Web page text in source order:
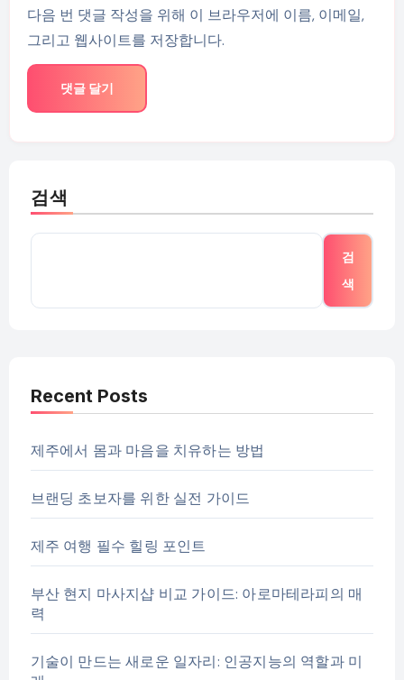
다음 번 댓글 작성을 위해 이 브라우저에 이름, 이메일,
그리고 웹사이트를 저장합니다.
검색
검
색
Recent Posts
제주에서 몸과 마음을 치유하는 방법
브랜딩 초보자를 위한 실전 가이드
제주 여행 필수 힐링 포인트
부산 현지 마사지샵 비교 가이드: 아로마테라피의 매
력
기술이 만드는 새로운 일자리: 인공지능의 역할과 미